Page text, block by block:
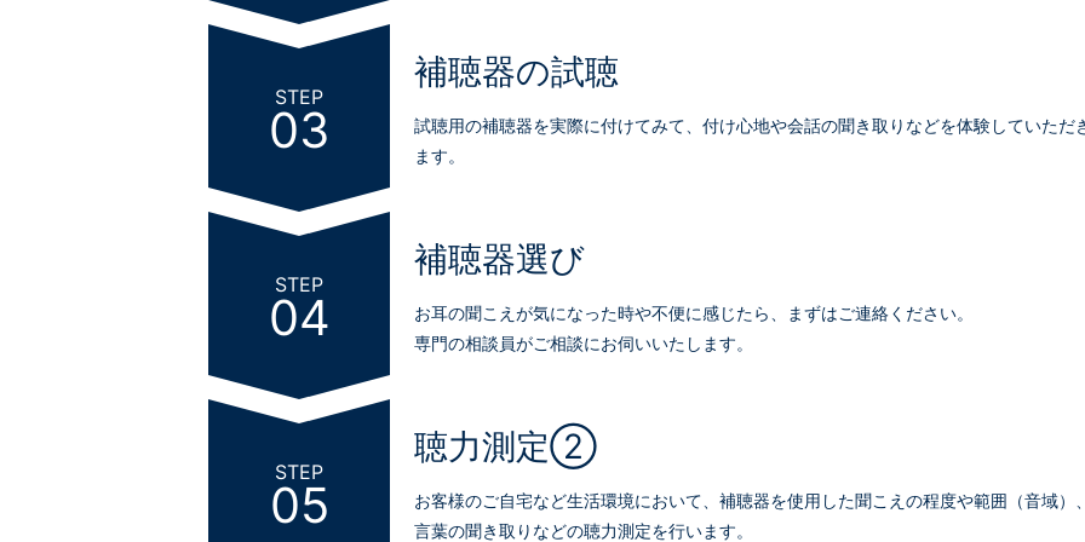
STEP
03
補聴器の試聴
試聴用の補聴器を実際に付けてみて、付け心地や会話の聞き取りなどを体験していただ
ます。
STEP
04
補聴器選び
お耳の聞こえが気になった時や不便に感じたら、まずはご連絡ください。
専門の相談員がご相談にお伺いいたします。
STEP
05
聴力測定②
お客様のご自宅など生活環境において、補聴器を使用した聞こえの程度や範囲（音域）
言葉の聞き取りなどの聴力測定を行います。